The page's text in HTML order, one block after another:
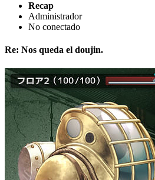
Recap
Administrador
No conectado
Re: Nos queda el doujin.